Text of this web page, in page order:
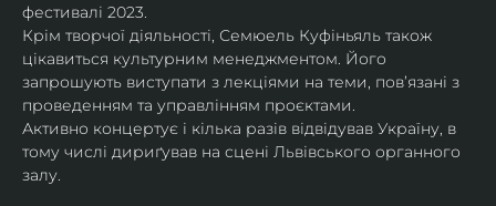
фестивалі 2023.
Крім творчої діяльності, Семюель Куфіньяль також
цікавиться культурним менеджментом. Його
запрошують виступати з лекціями на теми, пов’язані з
проведенням та управлінням проєктами.
Активно концертує і кілька разів відвідував Україну, в
тому числі дириґував на сцені Львівського органного
залу.